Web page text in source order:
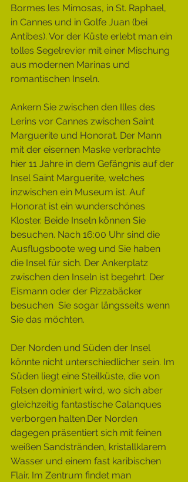
Bormes les Mimosas, in St. Raphael,
in Cannes und in Golfe Juan (bei
Antibes). Vor der Küste erlebt man ein
tolles Segelrevier mit einer Mischung
aus modernen Marinas und
romantischen Inseln.
Ankern Sie zwischen den Illes des
Lerins vor Cannes zwischen Saint
Marguerite und Honorat. Der Mann
mit der eisernen Maske verbrachte
hier 11 Jahre in dem Gefängnis auf der
Insel Saint Marguerite, welches
inzwischen ein Museum ist. Auf
Honorat ist ein wunderschönes
Kloster. Beide Inseln können Sie
besuchen. Nach 16:00 Uhr sind die
Ausflugsboote weg und Sie haben
die Insel für sich. Der Ankerplatz
zwischen den Inseln ist begehrt. Der
Eismann oder der Pizzabäcker
besuchen  Sie sogar längsseits wenn
Sie das möchten.
Der Norden und Süden der Insel
könnte nicht unterschiedlicher sein. Im
Süden liegt eine Steilküste, die von
Felsen dominiert wird, wo sich aber
gleichzeitig fantastische Calanques
verborgen halten.Der Norden
dagegen präsentiert sich mit feinen
weißen Sandstränden, kristallklarem
Wasser und einem fast karibischen
Flair. Im Zentrum findet man